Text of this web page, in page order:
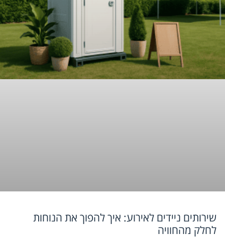
שירותים ניידים לאירוע: איך להפוך את הנוחות
לחלק מהחוויה